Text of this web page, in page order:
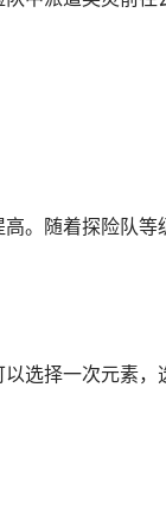
。随着探险队
选择一次元素